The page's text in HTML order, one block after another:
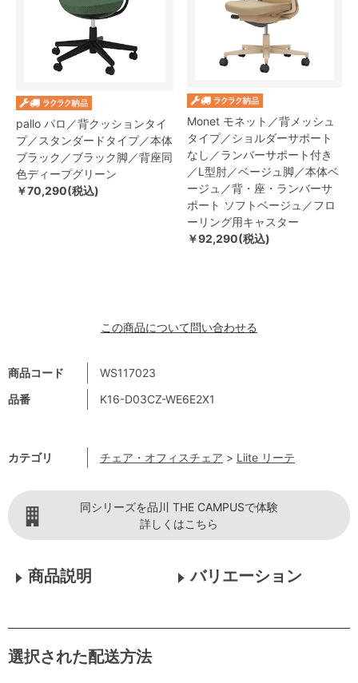
商品コード
WS117023
品番
K16-D03CZ-WE6E2X1
カテゴリ チェア・オフィスチェア > Liite リーテ
pallo パロ／背クッションタイ
プ／スタンダードタイプ／本体
ブラック／ブラック脚／背座同
色ディープグリーン
￥70,290(税込)
Monet モネット／背メッシュ
タイプ／ショルダーサポート
なし／ランバーサポート付き
／L型肘／ベージュ脚／本体ベ
ージュ／背・座・ランバーサ
ポート ソフトベージュ／フロ
ーリング用キャスター
￥92,290(税込)
この商品について問い合わせる
同シリーズを品川 THE CAMPUSで体験
詳しくはこちら
商品説明 バリエーション
選択された配送方法